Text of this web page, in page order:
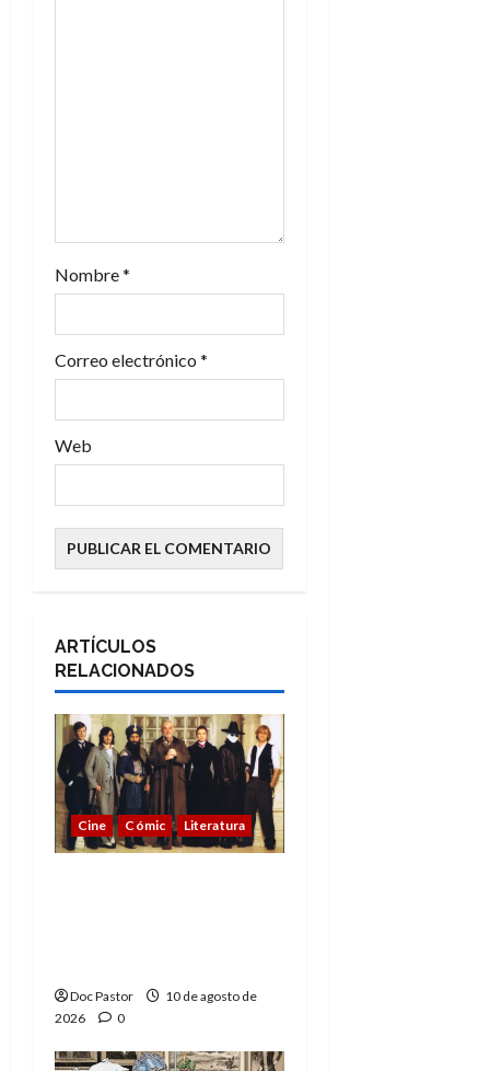
a
d
a
s
Nombre*
Correo electrónico *
Web
ARTÍCULOS
RELACIONADOS
Cine Cómic Literatura
Doc Pastor
10 de agosto de
2026
0